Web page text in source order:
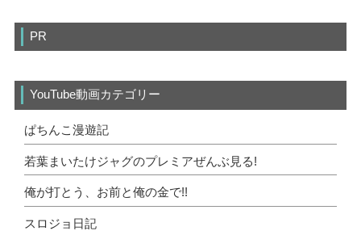
PR
YouTube動画カテゴリー
ぱちんこ漫遊記
若葉まいたけジャグのプレミアぜんぶ見る!
俺が打とう、お前と俺の金で!!
スロジョ日記